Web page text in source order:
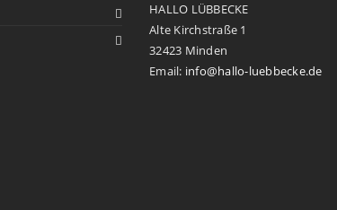
HALLO LÜBBECKE
Alte Kirchstraße 1
32423 Minden
Email: info@hallo-luebbecke.de